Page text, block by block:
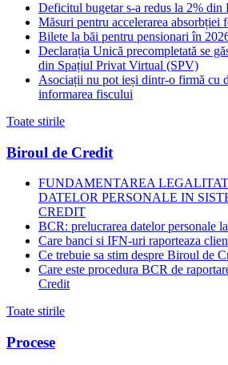
Deficitul bugetar s-a redus la 2% din
Măsuri pentru accelerarea absorbției
Bilete la băi pentru pensionari în
Declarația Unică precompletată se
din Spațiul Privat Virtual (SPV)
Asociații nu pot ieși dintr-o firmă cu
informarea fiscului
Toate stirile
Biroul de Credit
FUNDAMENTAREA
DATELOR PERSONALE IN
CREDIT
BCR: prelucrarea datelor personale
Care banci si IFN-uri raporteaza
Ce trebuie sa stim despre Biroul de
Care este procedura BCR de
Credit
Toate stirile
Procese